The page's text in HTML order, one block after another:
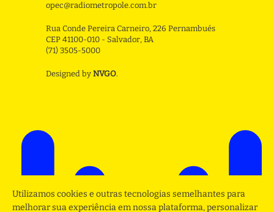
opec@radiometropole.com.br
Rua Conde Pereira Carneiro, 226 Pernambués
CEP 41100-010 - Salvador, BA
(71) 3505-5000
Designed by NVGO.
Utilizamos cookies e outras tecnologias semelhantes para
melhorar sua experiência em nossa plataforma, personalizar